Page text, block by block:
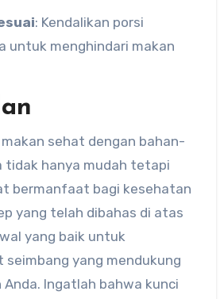
: Kendalikan porsi
untuk menghindari makan
sehat dengan bahan-
tidak hanya mudah tetapi
bermanfaat bagi kesehatan
yang telah dibahas di atas
yang baik untuk
yang mendukung
Ingatlah bahwa kunci